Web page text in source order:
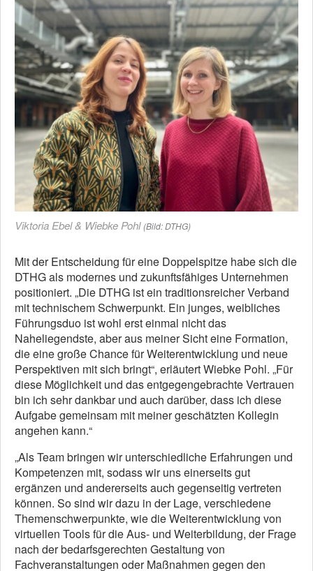
Viktoria Ebel & Wiebke Pohl (Bild: DTHG)
Mit der Entscheidung für eine Doppelspitze habe sich die
DTHG als modernes und zukunftsfähiges Unternehmen
positioniert. „Die DTHG ist ein traditionsreicher Verband
mit technischem Schwerpunkt. Ein junges, weibliches
Führungsduo ist wohl erst einmal nicht das
Naheliegendste, aber aus meiner Sicht eine Formation,
die eine große Chance für Weiterentwicklung und neue
Perspektiven mit sich bringt“, erläutert Wiebke Pohl. „Für
diese Möglichkeit und das entgegengebrachte Vertrauen
bin ich sehr dankbar und auch darüber, dass ich diese
Aufgabe gemeinsam mit meiner geschätzten Kollegin
angehen kann.“
„Als Team bringen wir unterschiedliche Erfahrungen und
Kompetenzen mit, sodass wir uns einerseits gut
ergänzen und andererseits auch gegenseitig vertreten
können. So sind wir dazu in der Lage, verschiedene
Themenschwerpunkte, wie die Weiterentwicklung von
virtuellen Tools für die Aus- und Weiterbildung, der Frage
nach der bedarfsgerechten Gestaltung von
Fachveranstaltungen oder Maßnahmen gegen den